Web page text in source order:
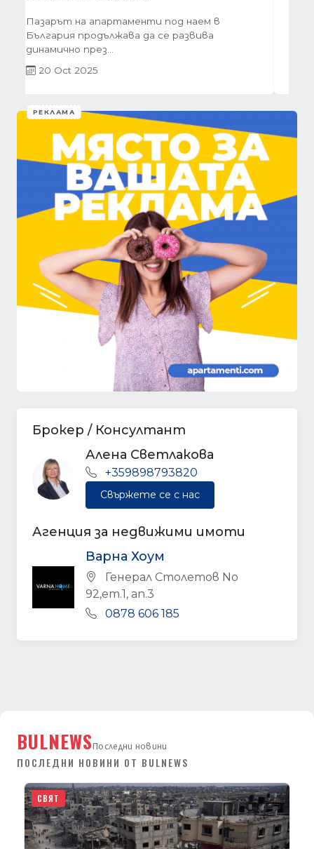
Скъпи дами, нека си признаем, че понякога
най-голямото предизвикателство в
обзавеждането...
01 Oct 2025
РЕКЛАМА
Брокер / Консултант
Алена Светлакова
+359898793820
Свържете се с нас
Агенция за недвижими имоти
Варна Хоум
Генерал Столетов No
92,ет.1, ап.3
0878 606 185
BULNEWSПоследни новини
ПОСЛЕДНИ НОВИНИ ОТ BULNEWS
СВЯТ